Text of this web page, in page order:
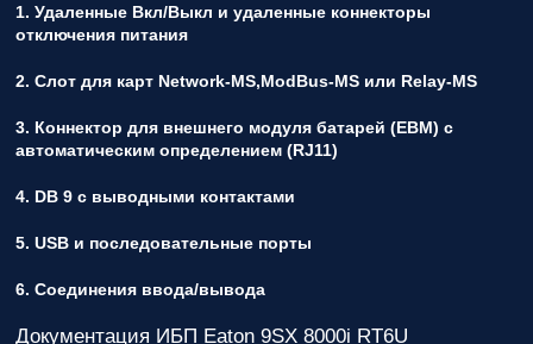
1. Удаленные Вкл/Выкл и удаленные коннекторы
отключения питания
2. Слот для карт Network-MS,ModBus-MS или Relay-MS
3. Коннектор для внешнего модуля батарей (EBM) с
автоматическим определением (RJ11)
4. DB 9 с выводными контактами
5. USB и последовательные порты
6. Соединения ввода/вывода
Документация ИБП Eaton 9SX 8000i RT6U